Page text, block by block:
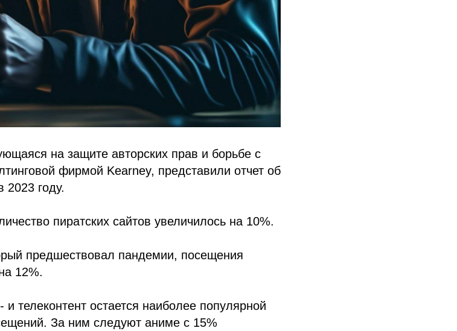
на защите авторских прав и борьбе с
фирмой Kearney, представили отчет об
2023 году.
пиратских сайтов увеличилось на 10%.
предшествовал пандемии, посещения
12%.
телеконтент остается наиболее популярной
За ним следуют аниме с 15%